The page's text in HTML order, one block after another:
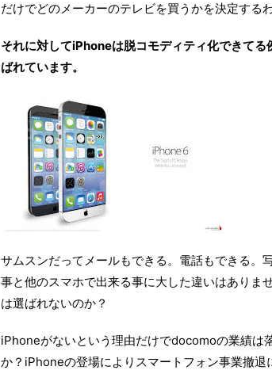
だけでどのメーカーのテレビを買うかを決定するわ
それに対してiPhoneは脱コモディティ化できて
ばれています。
サムスンだってメールもできる。電話もできる。
事と他のスマホで出来る事に大した違いはありま
は選ばれないのか？
iPhoneがないという理由だけでdocomoの業績は
か？iPhoneの登場によりスマートフォン事業撤